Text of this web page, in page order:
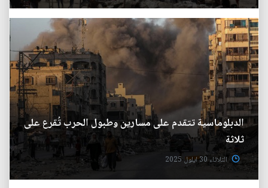
الدبلوماسية تتقدم على مسارين وطبول الحرب تُقرع على
ثلاثة
الثلاثاء 30 ايلول 2025